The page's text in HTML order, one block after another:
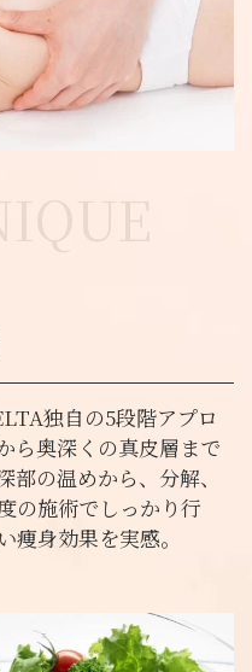
独自の5段階アプロ
ら奥深くの真皮層まで
の温めから、分解、
の施術でしっかり行
痩身効果を実感。